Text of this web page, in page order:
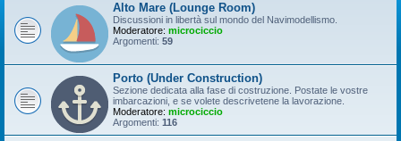
Alto Mare (Lounge Room)
Discussioni in libertà sul mondo del Navimodellismo.
Moderatore: microciccio
Argomenti: 59
Porto (Under Construction)
Sezione dedicata alla fase di costruzione. Postate le vostre
imbarcazioni, e se volete descrivetene la lavorazione.
Moderatore: microciccio
Argomenti: 116